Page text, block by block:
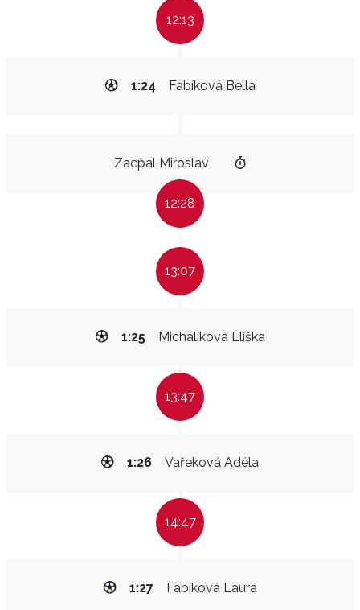
12:13
Fabíková Bella
1:24
Zacpal Miroslav
12:28
13:07
Michalíková Eliška
1:25
13:47
Vařeková Adéla
1:26
14:47
Fabíková Laura
1:27